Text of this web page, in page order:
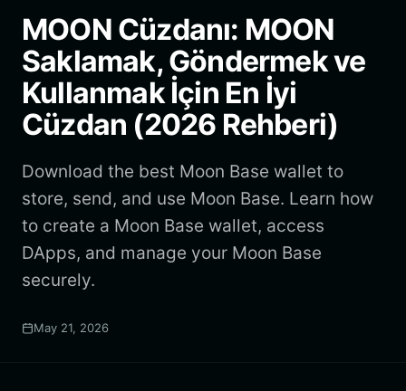
Bahasa Indonesia
ภาษาไทย
हिन्दी
Español
Português (Brasil)
MOON Cüzdanı: MOON
Saklamak, Göndermek ve
Kullanmak İçin En İyi
Cüzdan (2026 Rehberi)
Download the best Moon Base wallet to
store, send, and use Moon Base. Learn how
to create a Moon Base wallet, access
DApps, and manage your Moon Base
securely.
May 21, 2026